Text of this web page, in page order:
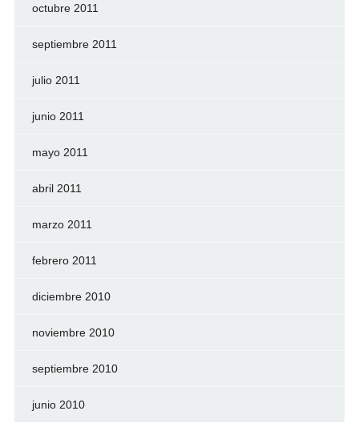
octubre 2011
septiembre 2011
julio 2011
junio 2011
mayo 2011
abril 2011
marzo 2011
febrero 2011
diciembre 2010
noviembre 2010
septiembre 2010
junio 2010